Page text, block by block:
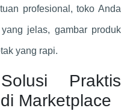
profesional, toko Anda
jelas, gambar produk
yang rapi.
Praktis
Marketplace